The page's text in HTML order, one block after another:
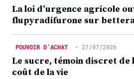
La loi d’urgence agricole
flupyradifurone sur
POUVOIR D’ACHAT • 27/07/2026
Le sucre, témoin discret de
coût de la vie